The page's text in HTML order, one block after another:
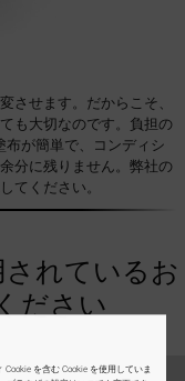
させます。だからこそ、
も大切なのです。負担の
布が簡単で、コンディシ
分に残りません。弊社の
てください。
れているお
ださい
を含む Cookie を使用していま